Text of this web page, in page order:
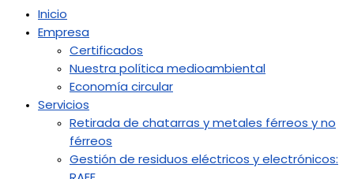
Inicio
Empresa
Certificados
Nuestra política medioambiental
Economía circular
Servicios
Retirada de chatarras y metales férreos y no
férreos
Gestión de residuos eléctricos y electrónicos: